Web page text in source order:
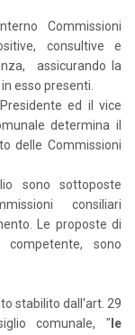
Commissioni
consultive e
assicurando la
esso presenti.
ed il vice
determina il
delle Commissioni
sono sottoposte
consiliari
Le proposte di
competente, sono
stabilito dall'art. 29
comunale, " le